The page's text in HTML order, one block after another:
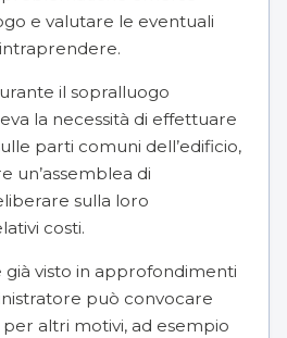
e valutare le eventuali
il sopralluogo
la necessità di effettuare
parti comuni dell’edificio,
un’assemblea di
sulla loro
costi.
già visto in approfondimenti
può convocare
per altri motivi, ad esempio